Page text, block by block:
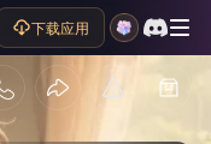
下载应用